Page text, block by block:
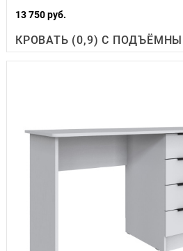
13 750 руб.
КРОВАТЬ (0,9) С